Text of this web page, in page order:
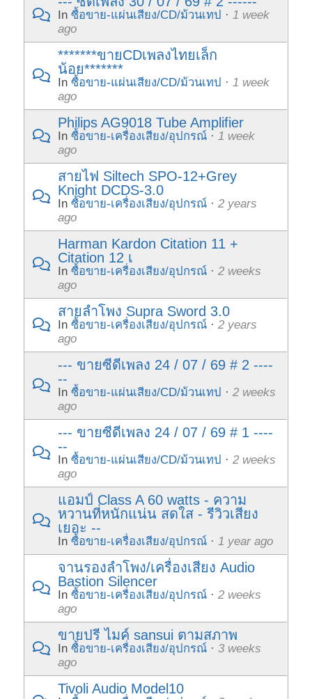
Inซื้อขาย-แผ่นเสียง/CD/ม้วนเทป ·1 week
ago
*******ขายCDเพลงไทยเล็ก
น้อย*******
Inซื้อขาย-แผ่นเสียง/CD/ม้วนเทป ·1 week
ago
Philips AG9018 Tube Amplifier
Inซื้อขาย-เครื่องเสียง/อุปกรณ์ ·1 week
ago
สายไฟ Siltech SPO-12+Grey
Knight DCDS-3.0
Inซื้อขาย-เครื่องเสียง/อุปกรณ์ ·2 years
ago
Harman Kardon Citation 11 +
Citation 12 เ
Inซื้อขาย-เครื่องเสียง/อุปกรณ์ ·2 weeks
ago
สายลำโพง Supra Sword 3.0
Inซื้อขาย-เครื่องเสียง/อุปกรณ์ ·2 years
ago
--- ขายซีดีเพลง 24 / 07 / 69 # 2 ----
--
Inซื้อขาย-แผ่นเสียง/CD/ม้วนเทป ·2 weeks
ago
--- ขายซีดีเพลง 24 / 07 / 69 # 1 ----
--
Inซื้อขาย-แผ่นเสียง/CD/ม้วนเทป ·2 weeks
ago
แอมป์ Class A 60 watts - ความ
หวานที่หนักแน่น สดใส - รีวิวเสียง
เยอะ --
Inซื้อขาย-เครื่องเสียง/อุปกรณ์ ·1 year ago
จานรองลำโพง/เครื่องเสียง Audio
Bastion Silencer
Inซื้อขาย-เครื่องเสียง/อุปกรณ์ ·2 weeks
ago
ขายปรี ไมค์ sansui ตามสภาพ
Inซื้อขาย-เครื่องเสียง/อุปกรณ์ ·3 weeks
ago
Tivoli Audio Model10